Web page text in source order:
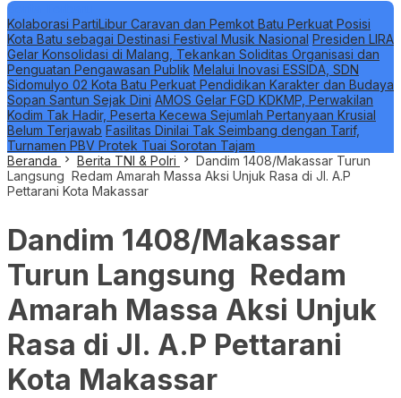
Berita Terbaru
Kolaborasi PartiLibur Caravan dan Pemkot Batu Perkuat Posisi
Kota Batu sebagai Destinasi Festival Musik Nasional Presiden LIRA
Gelar Konsolidasi di Malang, Tekankan Soliditas Organisasi dan
Penguatan Pengawasan Publik Melalui Inovasi ESSIDA, SDN
Sidomulyo 02 Kota Batu Perkuat Pendidikan Karakter dan Budaya
Sopan Santun Sejak Dini AMOS Gelar FGD KDKMP, Perwakilan
Kodim Tak Hadir, Peserta Kecewa Sejumlah Pertanyaan Krusial
Belum Terjawab Fasilitas Dinilai Tak Seimbang dengan Tarif,
Turnamen PBV Protek Tuai Sorotan Tajam
Beranda
Berita TNI & Polri
Dandim 1408/Makassar Turun
Langsung Redam Amarah Massa Aksi Unjuk Rasa di Jl. A.P
Pettarani Kota Makassar
Dandim 1408/Makassar
Turun Langsung Redam
Amarah Massa Aksi Unjuk
Rasa di Jl. A.P Pettarani
Kota Makassar